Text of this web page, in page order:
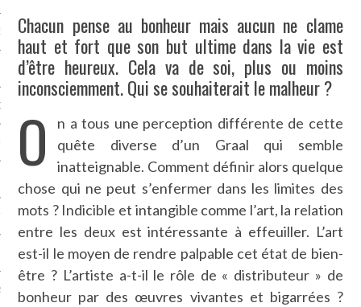
EN VOD
Chacun pense au bonheur mais aucun ne clame
haut et fort que son but ultime dans la vie est
d’être heureux. Cela va de soi, plus ou moins
inconsciemment. Qui se souhaiterait le malheur ?
O
n a tous une perception différente de cette
quête diverse d’un Graal qui semble
inatteignable. Comment définir alors quelque
chose qui ne peut s’enfermer dans les limites des
mots ? Indicible et intangible comme l’art, la relation
entre les deux est intéressante à effeuiller. L’art
est-il le moyen de rendre palpable cet état de bien-
être ? L’artiste a-t-il le rôle de « distributeur » de
bonheur par des œuvres vivantes et bigarrées ?